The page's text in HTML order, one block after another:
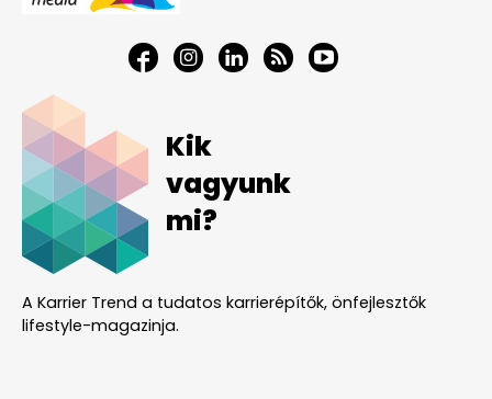
Kik
vagyunk
mi?
A Karrier Trend a tudatos karrierépítők, önfejlesztők
lifestyle-magazinja.